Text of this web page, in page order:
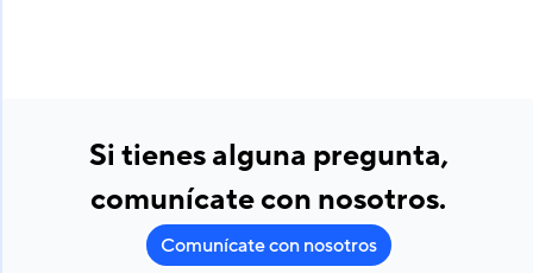
Si tienes alguna pregunta,
comunícate con nosotros.
Comunícate con nosotros